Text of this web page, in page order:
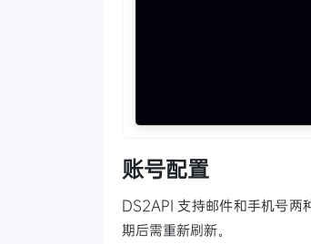
账号配置
DS2API 支持邮件和手机号
期后需重新刷新。